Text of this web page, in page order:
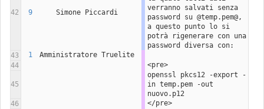
42 9 Simone Piccardi
verranno salvati senza
password su @temp.pem@,
a questo punto lo si
potrà rigenerare con una
password diversa con:
43
1
Amministratore Truelite
44
<pre>
45
openssl pkcs12 -export -
in temp.pem -out
nuovo.p12
46
</pre>